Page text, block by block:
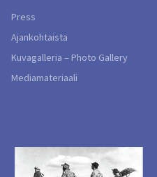
Press
Ajankohtaista
Kuvagalleria – Photo Gallery
Mediamateriaali